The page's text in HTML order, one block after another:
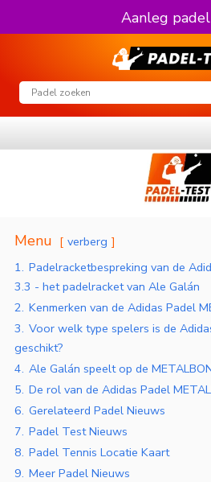
Aanleg
Menu
verberg
1. Padelracketbespreking van de
3.3 - het padelracket van Ale Galán
2. Kenmerken van de Adidas Padel
3. Voor welk type spelers is de
geschikt?
4. Ale Galán speelt op de
5. De rol van de Adidas Padel
6. Gerelateerd Padel Nieuws
7. Padel Test Nieuws
8. Padel Tennis Locatie Kaart
9. Meer Padel Nieuws